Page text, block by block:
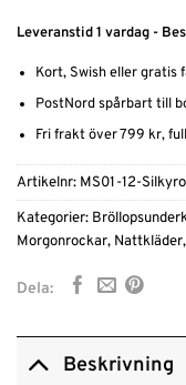
Leveranstid 1 vardag -
Kort, Swish eller gratis
PostNord spårbart till
Fri frakt över 799 kr,
Artikelnr: MS01-12-
Kategorier:
Morgonrockar, Nattkläder,
Dela:
Beskrivning